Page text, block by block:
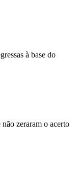
à base do
zeraram o acerto